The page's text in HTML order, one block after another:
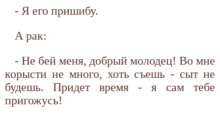
- Я его пришибу.
А рак:
- Не бей меня, добрый молодец! Во мне
корысти не много, хоть съешь - сыт не
будешь. Придет время - я сам тебе
пригожусь!